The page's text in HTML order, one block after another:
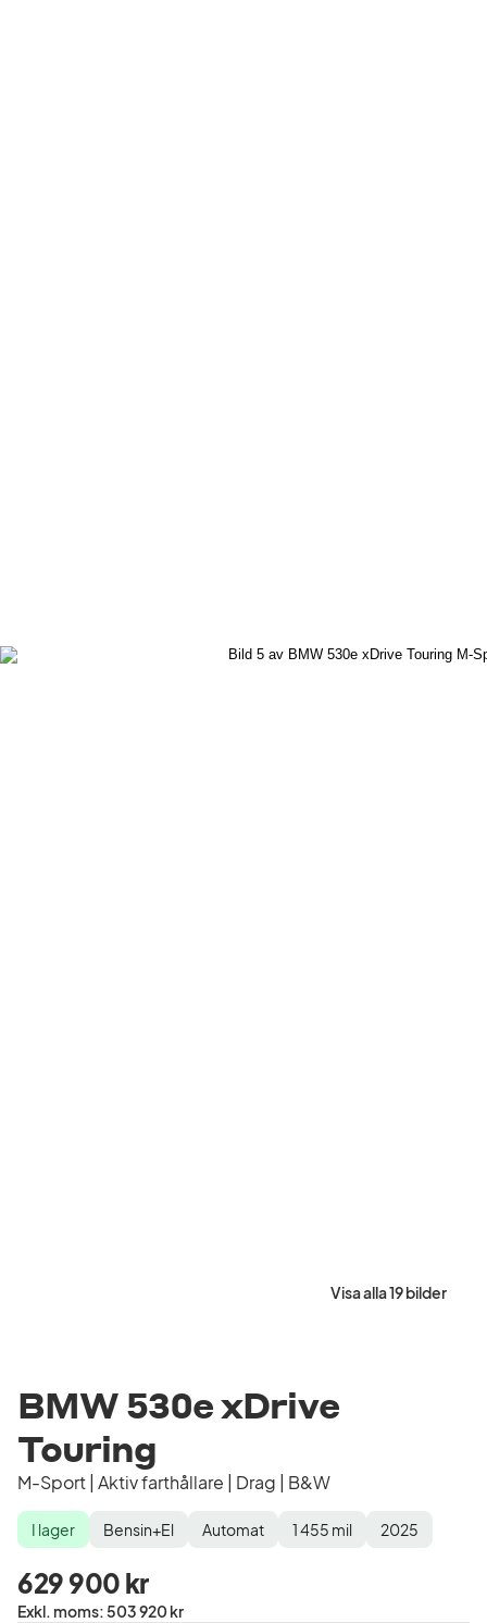
Visa alla 19 bilder
BMW 530e xDrive
Touring
M-Sport | Aktiv farthållare | Drag | B&W
Lagerstatus
I lager
Drivmedel Bensin+El
Växellåda Automat
Mätarställning 1 455 mil
Modellår 2025
629 900 kr
Exkl. moms:Pris
503 920 kr